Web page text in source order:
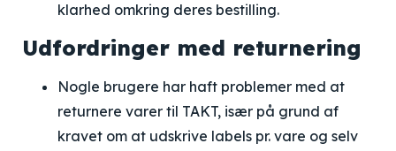
klarhed omkring deres bestilling.
Udfordringer med returnering
Nogle brugere har haft problemer med at
returnere varer til TAKT, især på grund af
kravet om at udskrive labels pr. vare og selv